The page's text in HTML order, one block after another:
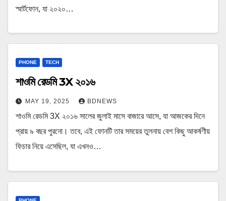
স্মার্টফোন, যা ২০২০…
PHONE TECH
শাওমি রেডমি 3X ২০১৬
MAY 19, 2025 BDNEWS
শাওমি রেডমি 3X ২০১৬ সালের জুলাই মাসে বাজারে আসে, যা আজকের দিনে
প্রায় ৯ বছর পুরনো। তবে, এই ফোনটি তার সময়ের তুলনায় বেশ কিছু আকর্ষণীয়
ফিচার নিয়ে এসেছিল, যা এখনও…